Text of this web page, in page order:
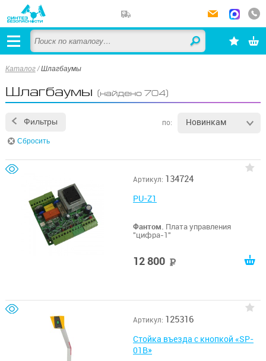
Каталог /Шлагбаумы
Шлагбаумы (найдено 704)
Фильтры по: Новинкам
Сбросить
Артикул: 134724
PU-Z1
Фантом. Плата управления
"цифра-1"
12 800
Артикул: 125316
Стойка въезда с кнопкой «SP-
01B»